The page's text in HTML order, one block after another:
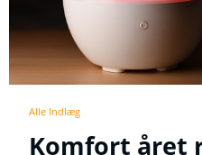
Alle Indlæg
Komfort året